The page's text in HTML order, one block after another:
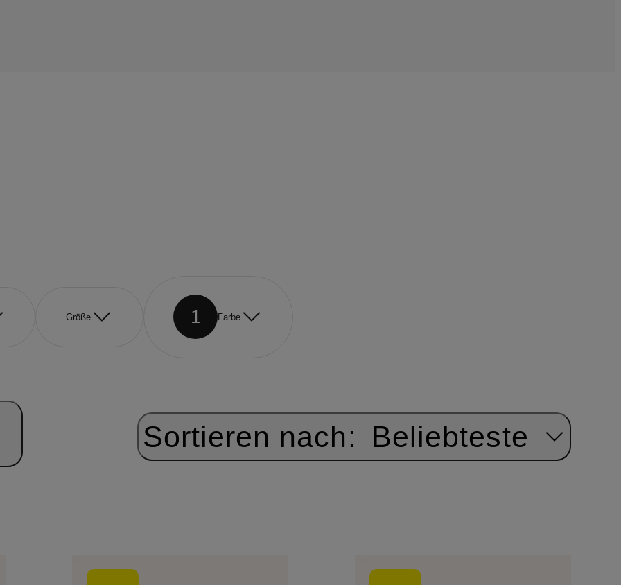
Größe 1 Farbe
Sortieren nach: Beliebteste